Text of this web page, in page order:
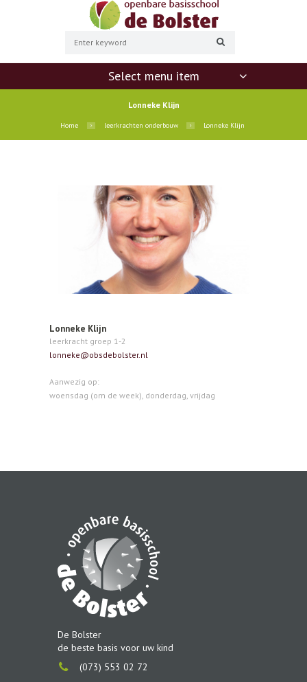
Select menu item
Lonneke Klijn
Home leerkrachten onderbouw Lonneke Klijn
Lonneke Klijn
leerkracht groep 1-2
lonneke@obsdebolster.nl
Aanwezig op:
woensdag (om de week), donderdag, vrijdag
De Bolster
de beste basis voor uw kind
(073) 553 02 72